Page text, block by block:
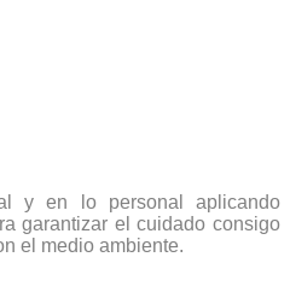
y en lo personal aplicando
garantizar el cuidado consigo
el medio ambiente.